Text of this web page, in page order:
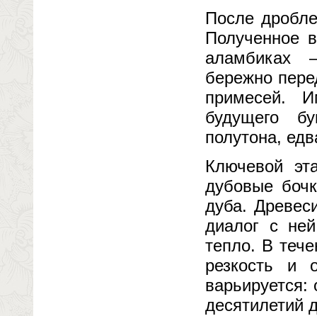
После
Полученное
аламбиках
бережно
примесей.
будущего
полутона,
Ключевой
дубовые
дуба.
диалог с
тепло. В
резкость и
десятилетий